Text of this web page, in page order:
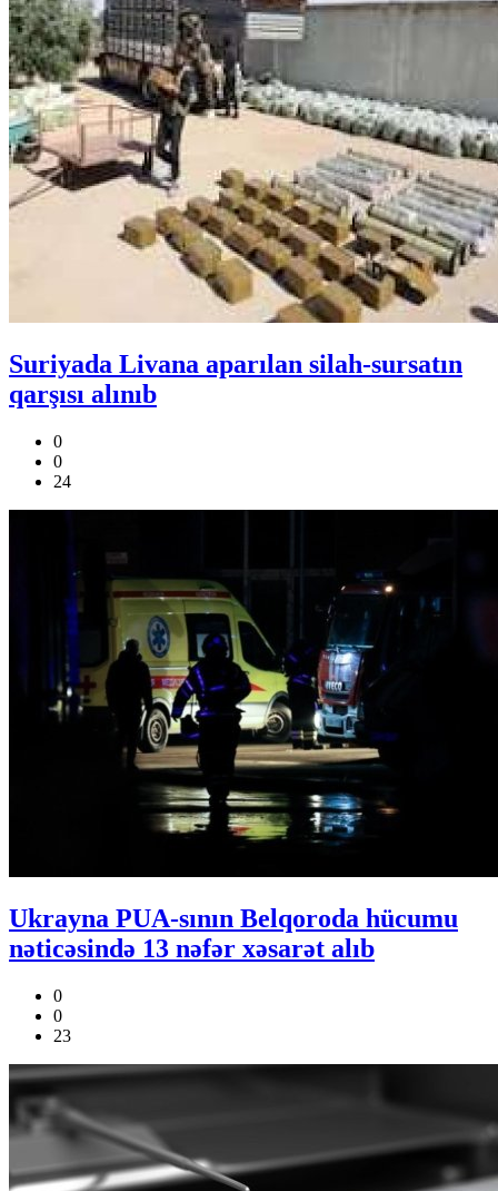
Suriyada Livana aparılan silah-sursatın
qarşısı alınıb
0
0
24
Ukrayna PUA-sının Belqoroda hücumu
nəticəsində 13 nəfər xəsarət alıb
0
0
23